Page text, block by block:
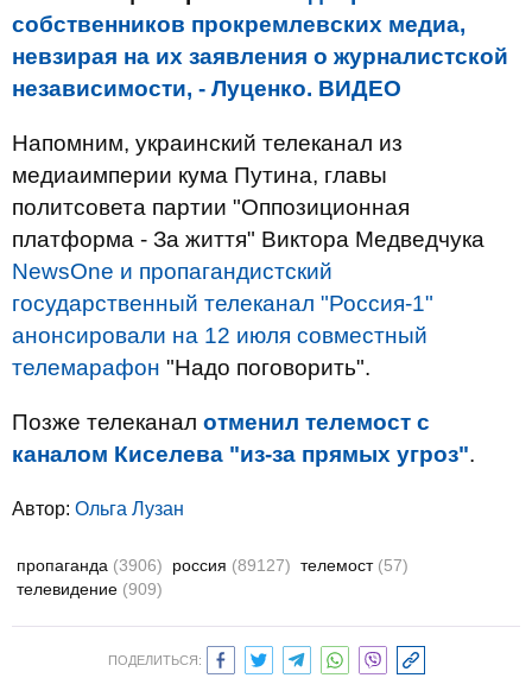
собственников прокремлевских медиа,
невзирая на их заявления о журналистской
независимости, - Луценко. ВИДЕО
Напомним, украинский телеканал из
медиаимперии кума Путина, главы
политсовета партии "Оппозиционная
платформа - За життя" Виктора Медведчука
NewsOne и пропагандистский
государственный телеканал "Россия-1"
анонсировали на 12 июля совместный
телемарафон "Надо поговорить".
Позже телеканал отменил телемост с
каналом Киселева "из-за прямых угроз".
Автор: Ольга Лузан
пропаганда (3906) россия (89127) телемост (57)
телевидение (909)
ПОДЕЛИТЬСЯ: